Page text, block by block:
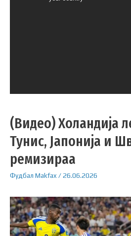
(Видео) Холандија
Тунис, Јапонија и
ремизираа
Фудбал Makfax /26.06.2026